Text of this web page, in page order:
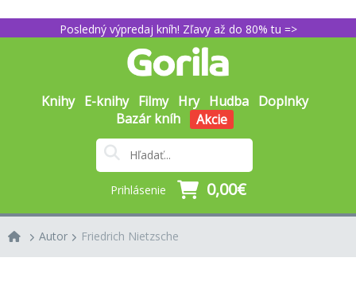
Posledný výpredaj kníh! Zľavy až do 80% tu =>
Knihy E-knihy Filmy Hry Hudba Doplnky
Bazár kníh
Akcie
Prihlásenie 0,00€
Autor Friedrich Nietzsche